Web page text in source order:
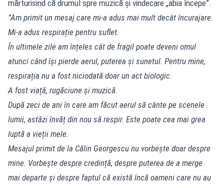
mărturisind că drumul spre muzică și vindecare „abia începe”.
”Am primit un mesaj care mi-a adus mai mult decât încurajare.
Mi-a adus respirație pentru suflet.
În ultimele zile am înțeles cât de fragil poate deveni omul
atunci când își pierde aerul, puterea și sunetul. Pentru mine,
respirația nu a fost niciodată doar un act biologic.
A fost viață, rugăciune și muzică.
După zeci de ani în care am făcut aerul să cânte pe scenele
lumii, astăzi învăț din nou să respir. Este poate cea mai grea
luptă a vieții mele.
Mesajul primit de la Călin Georgescu nu vorbește doar despre
mine. Vorbește despre credință, despre puterea de a merge
mai departe și despre faptul că există încă oameni care nu au